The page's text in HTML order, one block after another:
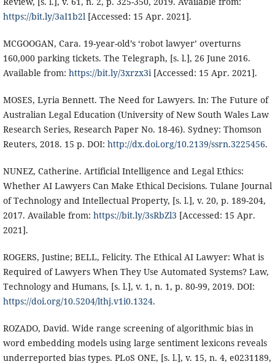
https://bit.ly/3aI1b2l [Accessed: 15 Apr. 2021].
MCGOOGAN, Cara. 19-year-old’s ‘robot lawyer’ overturns
160,000 parking tickets. The Telegraph, [s. l.], 26 June 2016.
Available from: https://bit.ly/3xrzx3i [Accessed: 15 Apr. 2021].
MOSES, Lyria Bennett. The Need for Lawyers. In: The Future of
Australian Legal Education (University of New South Wales Law
Research Series, Research Paper No. 18-46). Sydney: Thomson
Reuters, 2018. 15 p. DOI: http://dx.doi.org/10.2139/ssrn.3225456.
NUNEZ, Catherine. Artificial Intelligence and Legal Ethics:
Whether AI Lawyers Can Make Ethical Decisions. Tulane Journal
of Technology and Intellectual Property, [s. l.], v. 20, p. 189-204,
2017. Available from: https://bit.ly/3sRbZl3 [Accessed: 15 Apr.
2021].
ROGERS, Justine; BELL, Felicity. The Ethical AI Lawyer: What is
Required of Lawyers When They Use Automated Systems? Law,
Technology and Humans, [s. l.], v. 1, n. 1, p. 80-99, 2019. DOI:
https://doi.org/10.5204/lthj.v1i0.1324.
ROZADO, David. Wide range screening of algorithmic bias in
word embedding models using large sentiment lexicons reveals
underreported bias types. PLoS ONE, [s. l.], v. 15, n. 4, e0231189,